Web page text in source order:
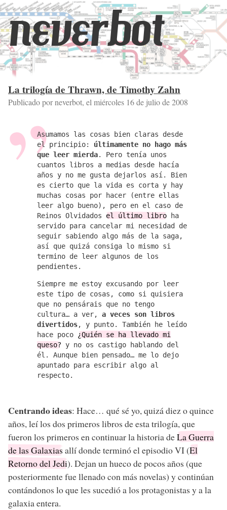
neverbot
La trilogía de Thrawn, de Timothy Zahn
Publicado por neverbot, el miércoles 16 de julio de 2008
Asumamos las cosas bien claras desde
el principio: últimamente no hago más
que leer mierda. Pero tenía unos
cuantos libros a medias desde hacía
años y no me gusta dejarlos así. Bien
es cierto que la vida es corta y hay
muchas cosas por hacer (entre ellas
leer algo bueno), pero en el caso de
Reinos Olvidados el último libro ha
servido para cancelar mi necesidad de
seguir sabiendo algo más de la saga,
así que quizá consiga lo mismo si
termino de leer algunos de los
pendientes.
Siempre me estoy excusando por leer
este tipo de cosas, como si quisiera
que no pensárais que no tengo
cultura… a ver,a veces son libros
divertidos, y punto. También he leído
hace poco
¿Quién se ha llevado mi
queso? y no os castigo hablando del
él. Aunque bien pensado… me lo dejo
apuntado para escribir algo al
respecto.
Centrando ideas: Hace… qué sé yo, quizá diez o quince
años, leí los dos primeros libros de esta trilogía, que
fueron los primeros en continuar la historia deLa Guerra
de las Galaxias allí donde terminó el episodio VI (El
Retorno del Jedi). Dejan un hueco de pocos años (que
posteriormente fue llenado con más novelas) y continúan
contándonos lo que les sucedió a los protagonistas y a la
galaxia entera.